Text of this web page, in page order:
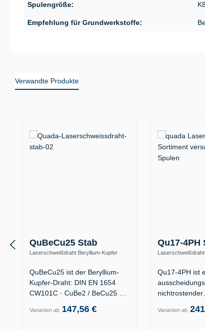
Spulengröße:
Empfehlung für Grundwerkstoffe:
Verwandte Produkte
QuBeCu25 Stab
Laserschweißdraht Beryllium-Kupfer
QuBeCu25 ist der Beryllium-
Kupfer-Draht: DIN EN 1654
CW101C · CuBe2 / BeCu25 ·
Varianten ab 147,56 €
Qu17-4PH
Qu17-4PH ist
nichtrostender
Legierung…
Varianten ab